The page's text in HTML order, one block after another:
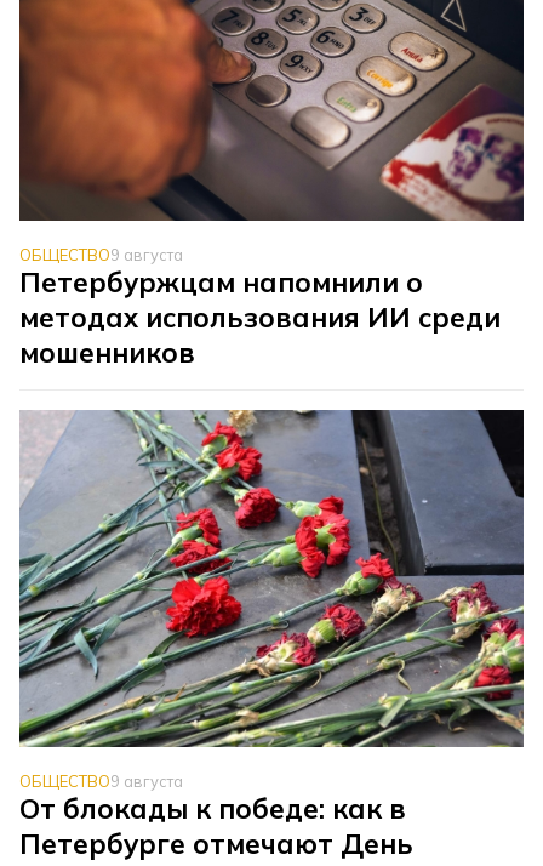
ОБЩЕСТВО9 августа
Петербуржцам напомнили о
методах использования ИИ среди
мошенников
ОБЩЕСТВО9 августа
От блокады к победе: как в
Петербурге отмечают День